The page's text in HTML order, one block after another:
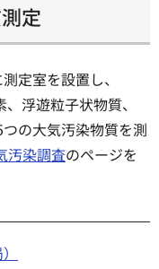
定
定室を設置し、
浮遊粒子状物質、
の大気汚染物質を測
汚染調査のページを